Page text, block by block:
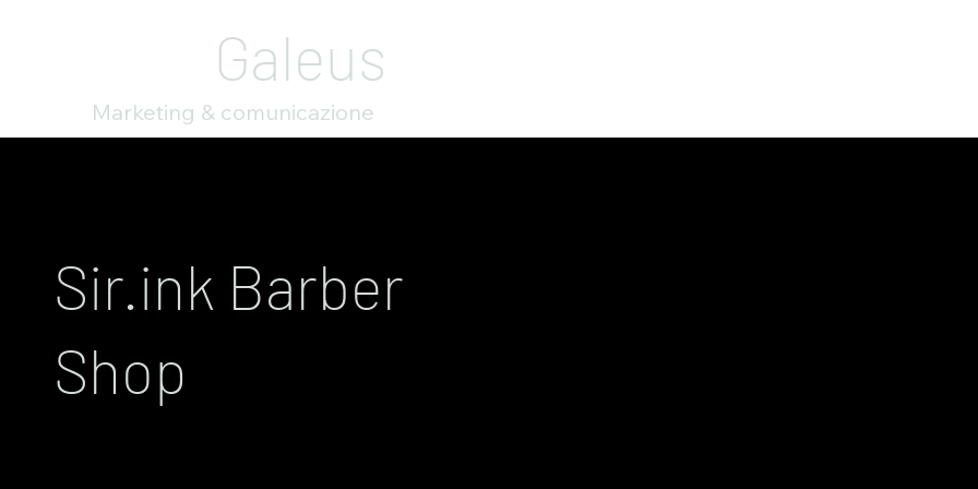
Galeus
Marketing & comunicazione
Sir.ink Barber
Shop